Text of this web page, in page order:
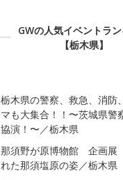
GWの人気イベントラ
【栃木県】
栃木県の警察、救急、消防
マも大集合！！〜茨城県警
協演！〜／栃木県
那須野が原博物館 企画
れた那須塩原の姿／栃木県